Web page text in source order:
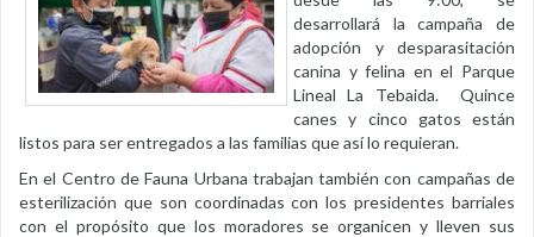
desarrollará la campaña de
adopción y desparasitación
canina y felina en el Parque
Lineal La Tebaida. Quince
canes y cinco gatos están
listos para ser entregados a las familias que así lo requieran.
En el Centro de Fauna Urbana trabajan también con campañas de
esterilización que son coordinadas con los presidentes barriales
con el propósito que los moradores se organicen y lleven sus